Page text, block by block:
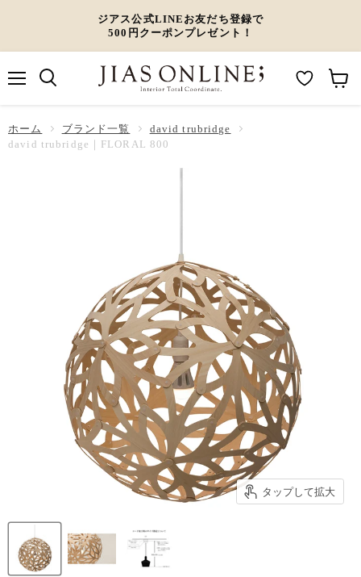
ジアス公式LINEお友だち登録で
500円クーポンプレゼント！
ー
ホーム ブランド一覧
david trubridge
david trubridge｜FLORAL 800
タップして拡大